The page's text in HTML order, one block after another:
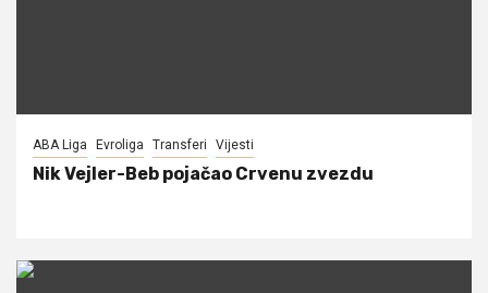
ABA Liga Evroliga Transferi Vijesti
Nik Vejler-Beb pojačao Crvenu zvezdu